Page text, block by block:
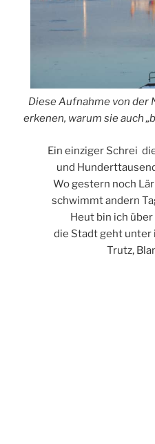
Diese Aufnahme von der
erkenen, warum sie auch
Ein einziger Schrei 
und
Wo gestern noch
schwimmt andern
Heut bin ich
die Stadt geht unter
Trutz,